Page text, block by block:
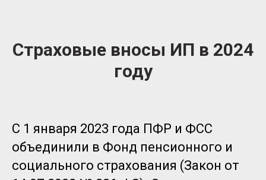
Страховые вносы ИП в 2024
году
С 1 января 2023 года ПФР и ФСС
объединили в Фонд пенсионного и
социального страхования (Закон от